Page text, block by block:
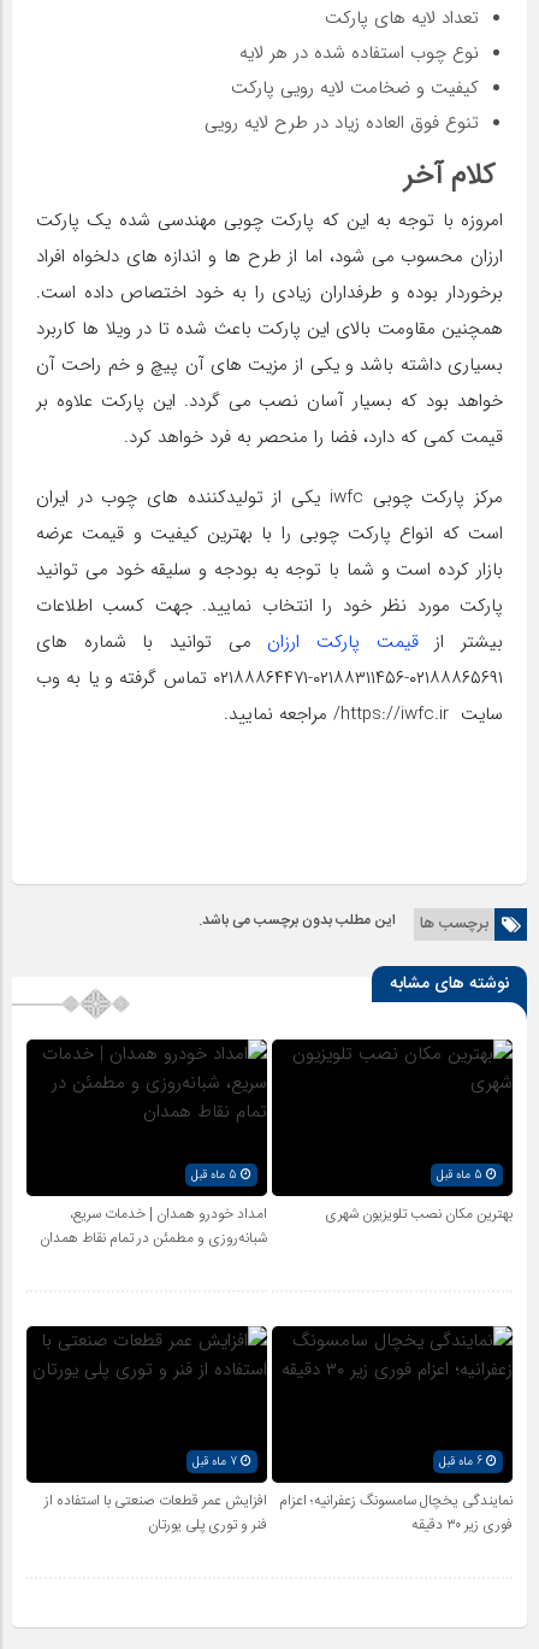
تعداد لایه های پارکت
نوع چوب استفاده شده در هر لایه
کیفیت و ضخامت لایه رویی پارکت
تنوع فوق العاده زیاد در طرح لایه رویی
کلام آخر
امروزه با توجه به این که پارکت چوبی مهندسی شده یک پارکت
ارزان محسوب می شود، اما از طرح ها و اندازه های دلخواه افراد
برخوردار بوده و طرفداران زیادی را به خود اختصاص داده است.
همچنین مقاومت بالای این پارکت باعث شده تا در ویلا ها کاربرد
بسیاری داشته باشد و یکی از مزیت‌ های آن پیچ و خم راحت آن
خواهد بود که بسیار آسان نصب می گردد. این پارکت علاوه بر
قیمت کمی که دارد، فضا را منحصر به فرد خواهد کرد.
مرکز پارکت چوبی iwfc یکی از تولیدکننده های چوب در ایران
است که انواع پارکت چوبی را با بهترین کیفیت و قیمت عرضه
بازار کرده است و شما با توجه به بودجه و سلیقه خود می توانید
پارکت مورد نظر خود را انتخاب نمایید. جهت کسب اطلاعات
بیشتر ازقیمت پارکت ارزان می توانید با شماره های
۰۲۱۸۸۸۶۵۶۹۱-۰۲۱۸۸۳۱۱۴۵۶-۰۲۱۸۸۸۶۴۴۷۱ تماس گرفته و یا به وب
سایت https://iwfc.ir/ مراجعه نمایید.
برچسب ها این مطلب بدون برچسب می باشد.
نوشته های مشابه
بهترین مکان نصب تلویزیون شهری
امداد خودرو همدان | خدمات سریع،
شبانه‌روزی و مطمئن در تمام نقاط همدان
6 ماه قبل
نمایندگی یخچال سامسونگ زعفرانیه؛ اعزام
فوری زیر ۳۰ دقیقه
افزایش عمر قطعات صنعتی با استفاده از
فنر و توری پلی یورتان